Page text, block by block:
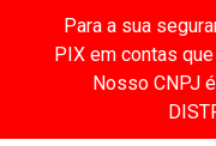
Para a sua
PIX em contas
Nosso CNPJ